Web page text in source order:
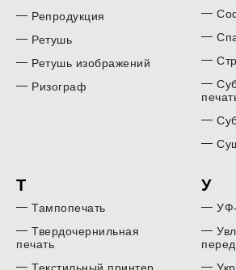
Репродукция
Ретушь
Ретушь изображений
Ризограф
Т
Тампопечать
Твердочернильная
печать
Текстильный принтер
У